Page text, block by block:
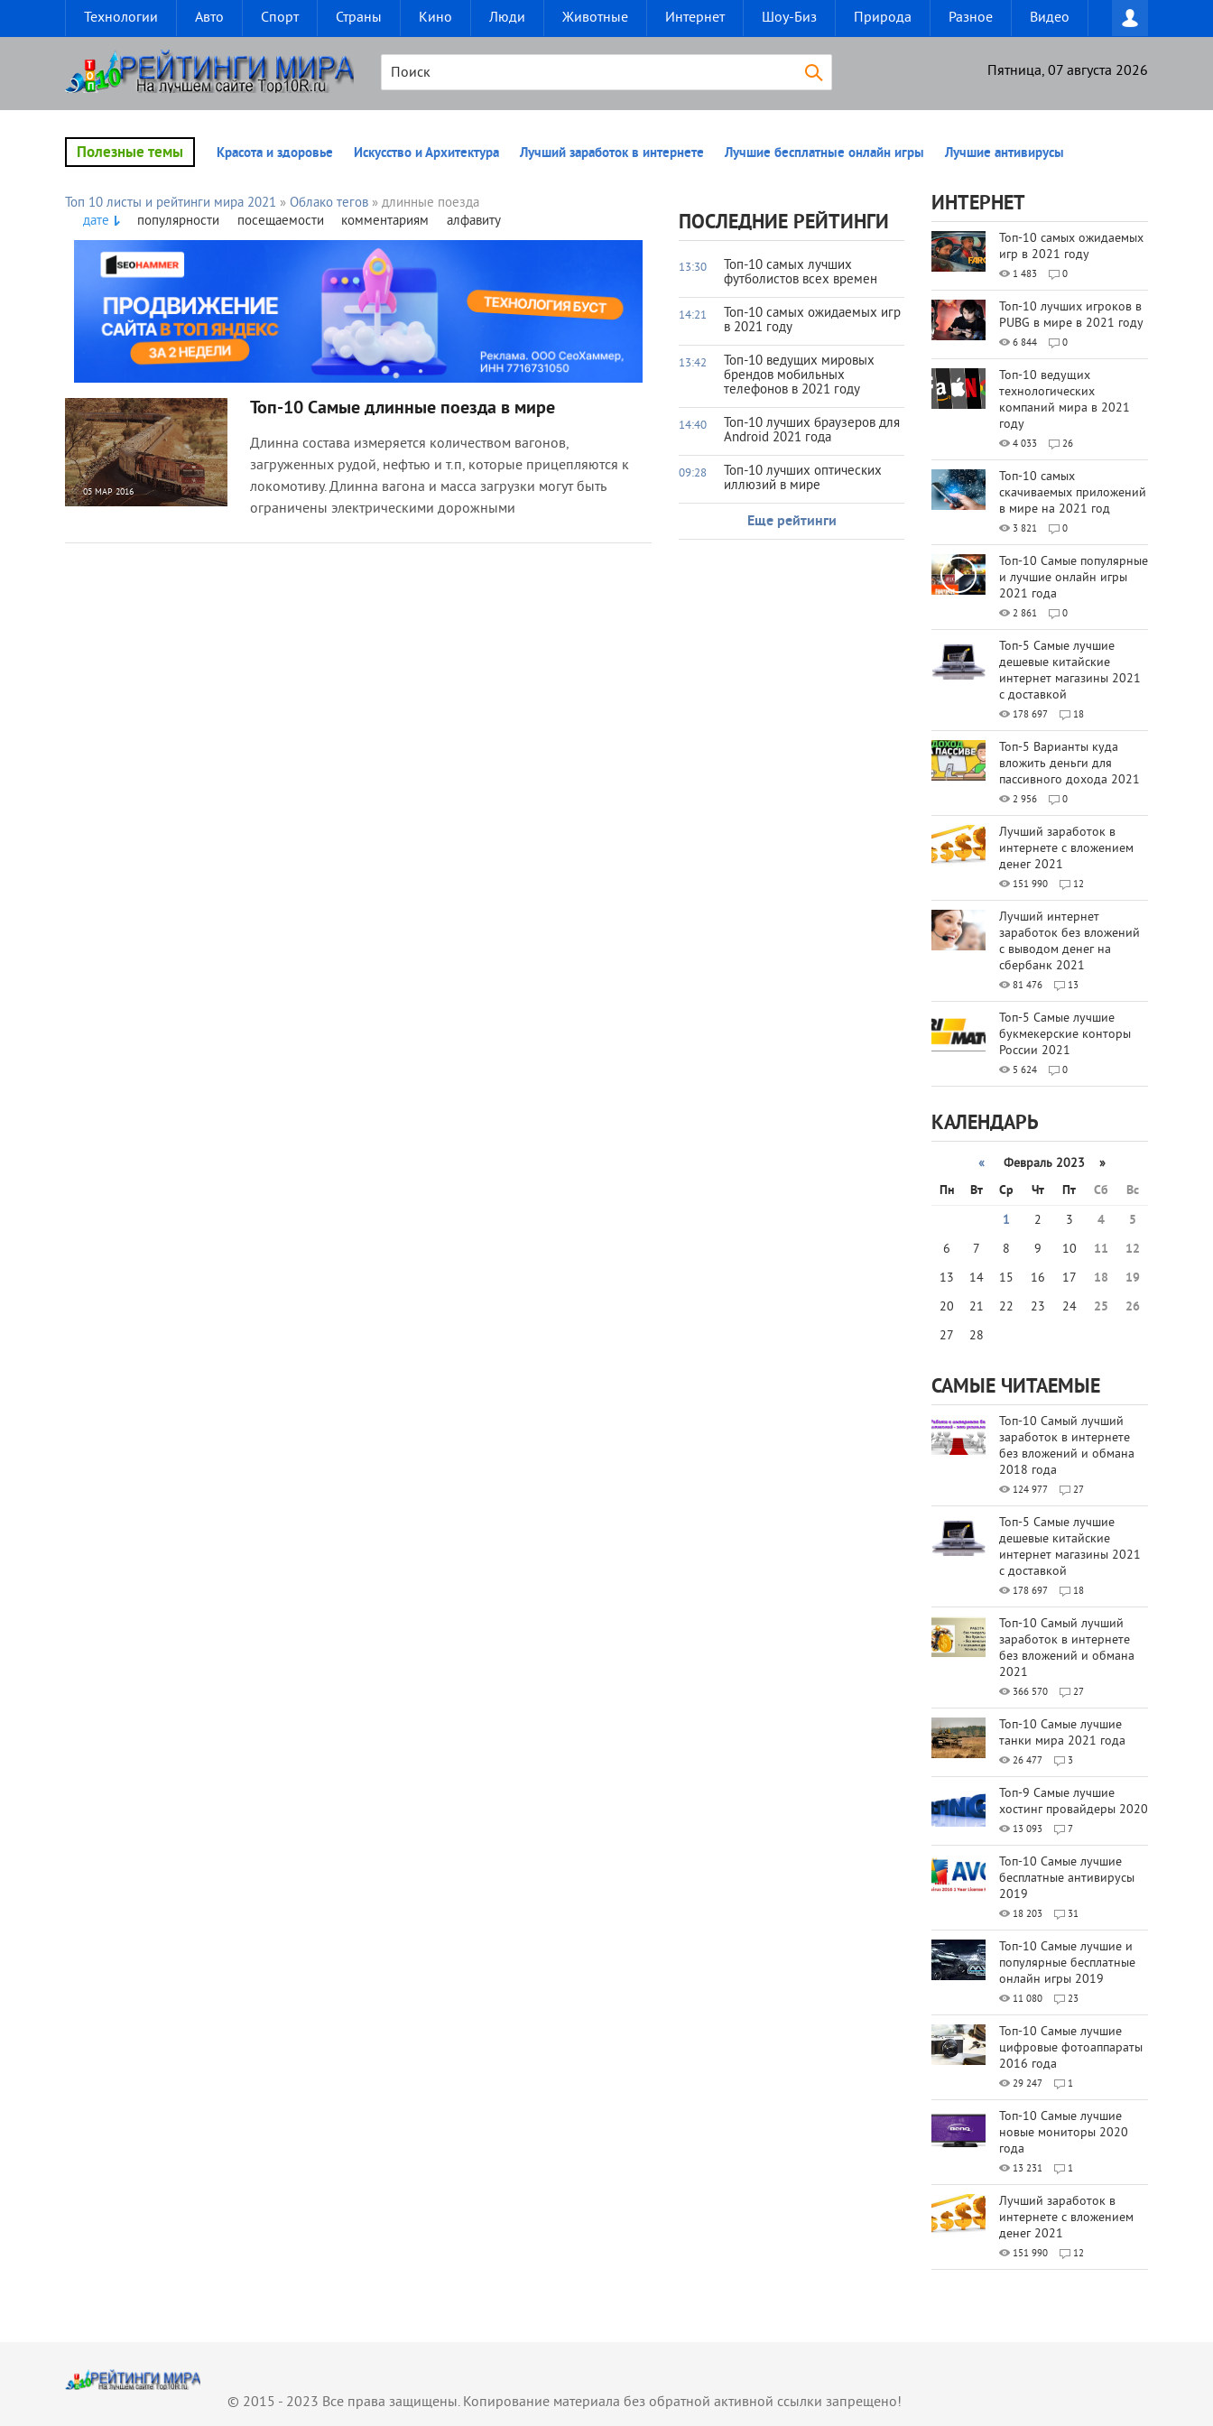
Технологии Авто Спорт Страны Кино Люди Животные Интернет Шоу-Биз Природа Разное Видео
Пятница, 07 августа 2026
Полезные темы Красота и здоровье Искусство и Архитектура Лучший заработок в интернете Лучшие бесплатные онлайн игры Лучшие антивирусы
Топ 10 листы и рейтинги мира 2021 » Облако тегов » длинные поезда
дате
популярности посещаемости комментариям алфавиту
05 МАР 2016
Топ-10 Самые длинные поезда в мире
Длинна состава измеряется количеством вагонов,
загруженных рудой, нефтью и т.п, которые прицепляются к
локомотиву. Длинна вагона и масса загрузки могут быть
ограничены электрическими дорожными
ПОСЛЕДНИЕ РЕЙТИНГИ
13:30
Топ-10 самых лучших
футболистов всех времен
14:21
Топ-10 самых ожидаемых игр
в 2021 году
13:42
Топ-10 ведущих мировых
брендов мобильных
телефонов в 2021 году
14:40
Топ-10 лучших браузеров для
Android 2021 года
09:28
Топ-10 лучших оптических
иллюзий в мире
Еще рейтинги
ИНТЕРНЕТ
Топ-10 самых ожидаемых
игр в 2021 году
1 483 0
Топ-10 лучших игроков в
PUBG в мире в 2021 году
6 844 0
Топ-10 ведущих
технологических
компаний мира в 2021
году
4 033 26
Топ-10 самых
скачиваемых приложений
в мире на 2021 год
3 821 0
Топ-10 Самые популярные
и лучшие онлайн игры
2021 года
2 861 0
Топ-5 Самые лучшие
дешевые китайские
интернет магазины 2021
с доставкой
178 697 18
Топ-5 Варианты куда
вложить деньги для
пассивного дохода 2021
2 956 0
Лучший заработок в
интернете с вложением
денег 2021
151 990 12
Лучший интернет
заработок без вложений
с выводом денег на
сбербанк 2021
81 476 13
Топ-5 Самые лучшие
букмекерские конторы
России 2021
5 624 0
КАЛЕНДАРЬ
«
Февраль 2023 »
Пн
Вт Ср Чт Пт Сб
Вс
1
2 3 4
5
6
7 8 9 10 11
12
13
14 15 16 17 18
19
20
21 22 23 24 25
26
27
28
САМЫЕ ЧИТАЕМЫЕ
Топ-10 Самый лучший
заработок в интернете
без вложений и обмана
2018 года
124 977 27
Топ-5 Самые лучшие
дешевые китайские
интернет магазины 2021
с доставкой
178 697 18
Топ-10 Самый лучший
заработок в интернете
без вложений и обмана
2021
366 570 27
Топ-10 Самые лучшие
танки мира 2021 года
26 477 3
Топ-9 Самые лучшие
хостинг провайдеры 2020
13 093 7
Топ-10 Самые лучшие
бесплатные антивирусы
2019
18 203 31
Топ-10 Самые лучшие и
популярные бесплатные
онлайн игры 2019
11 080 23
Топ-10 Самые лучшие
цифровые фотоаппараты
2016 года
29 247 1
Топ-10 Самые лучшие
новые мониторы 2020
года
13 231 1
Лучший заработок в
интернете с вложением
денег 2021
151 990 12
© 2015 - 2023 Все права защищены. Копирование материала без обратной активной ссылки запрещено!